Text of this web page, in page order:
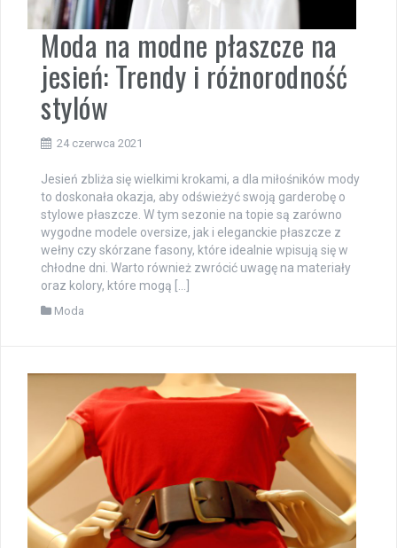
Moda na modne płaszcze na
jesień: Trendy i różnorodność
stylów
24 czerwca 2021
Jesień zbliża się wielkimi krokami, a dla miłośników mody
to doskonała okazja, aby odświeżyć swoją garderobę o
stylowe płaszcze. W tym sezonie na topie są zarówno
wygodne modele oversize, jak i eleganckie płaszcze z
wełny czy skórzane fasony, które idealnie wpisują się w
chłodne dni. Warto również zwrócić uwagę na materiały
oraz kolory, które mogą […]
Moda